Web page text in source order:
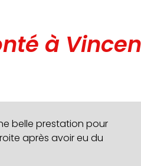
à
belle prestation pour
après avoir eu du